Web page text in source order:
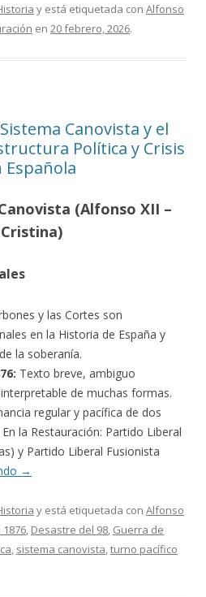
y está etiquetada con Alfonso
en 20 febrero, 2026.
Canovista y el
Política y Crisis
Española
(Alfonso XII –
y las Cortes son
en la Historia de España y
la soberanía.
Texto breve, ambiguo
de muchas formas.
regular y pacífica de dos
la Restauración: Partido Liberal
y Partido Liberal Fusionista
→
y está etiquetada con Alfonso
, Desastre del 98, Guerra de
, sistema canovista,turno pacífico